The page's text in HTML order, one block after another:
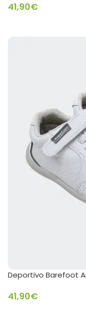
41,90€
Deportivo Barefoot
41,90€